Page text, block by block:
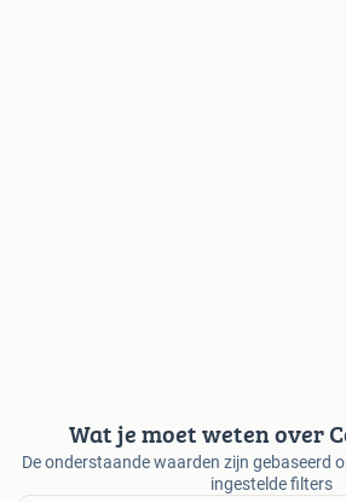
Wat je moet weten over
De onderstaande waarden zijn gebaseerd
ingestelde filters